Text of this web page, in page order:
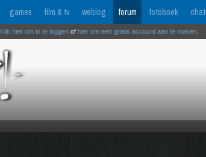
games film & tv weblog forum fotoboek chat
Klik hier om in te loggen of hier om een gratis account aan te maken